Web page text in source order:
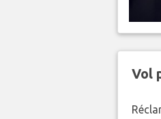
Vol